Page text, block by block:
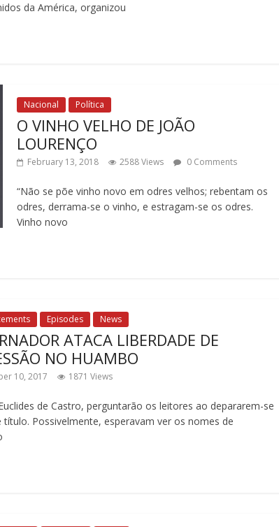
da América, organizou
Nacional Política
O VINHO VELHO DE JOÃO
LOURENÇO
February 13, 2018 2588 Views 0 Comments
“Não se põe vinho novo em odres velhos; rebentam os
odres, derrama-se o vinho, e estragam-se os odres.
Vinho novo
Episodes News
ATACA LIBERDADE DE
NO HUAMBO
10, 2017 1871 Views
de Castro, perguntarão os leitores ao depararem-se
título. Possivelmente, esperavam ver os nomes de